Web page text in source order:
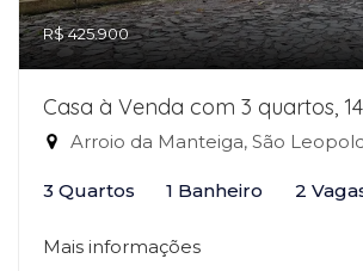
R$ 425.900
Casa à Venda com 3 quartos,
Arroio da Manteiga, São
3 Quartos 1 Banheiro 2
Mais informações